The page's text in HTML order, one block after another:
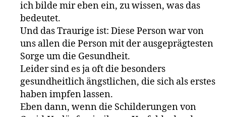
ich bilde mir eben ein, zu wissen, was das
bedeutet.
Und das Traurige ist: Diese Person war von
uns allen die Person mit der ausgeprägtesten
Sorge um die Gesundheit.
Leider sind es ja oft die besonders
gesundheitlich ängstlichen, die sich als erstes
haben impfen lassen.
Eben dann, wenn die Schilderungen von